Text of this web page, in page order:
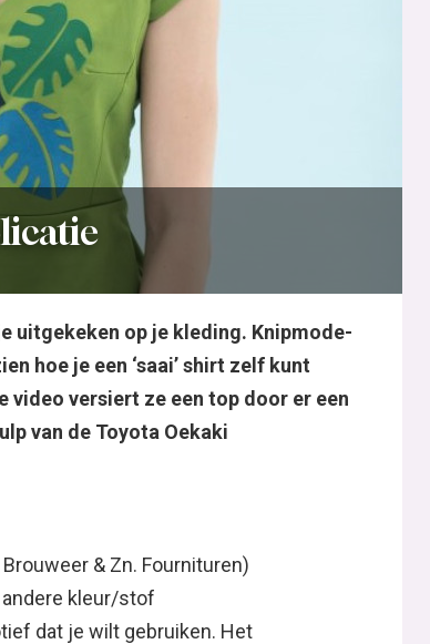
uitgekeken op je kleding. Knipmode-
hoe je een ‘saai’ shirt zelf kunt
video versiert ze een top door er een
van de Toyota Oekaki
& Zn. Fournituren)
kleur/stof
dat je wilt gebruiken. Het